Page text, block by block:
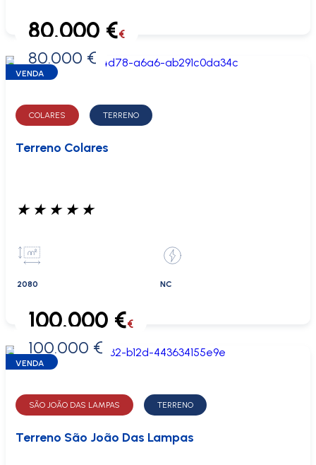
0 €
80.000 €€
80.000 €
VENDA
COLARES TERRENO
Terreno Colares
★ ★ ★ ★ ★
2080 NC
0 €
100.000 €€
100.000 €
VENDA
SÃO JOÃO DAS LAMPAS TERRENO
Terreno São João Das Lampas